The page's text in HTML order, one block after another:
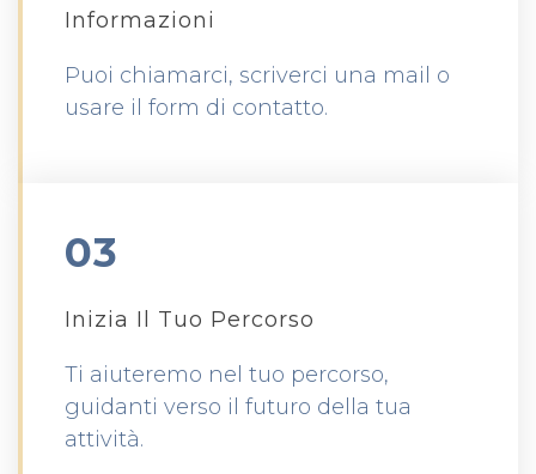
Informazioni
Puoi chiamarci, scriverci una mail o
usare il form di contatto.
03
Inizia Il Tuo Percorso
Ti aiuteremo nel tuo percorso,
guidanti verso il futuro della tua
attività.